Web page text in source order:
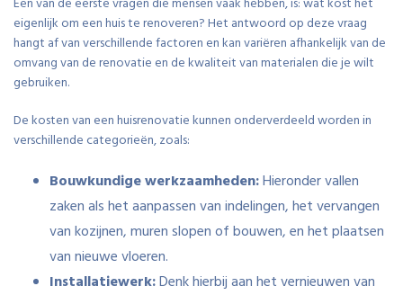
eigenlijk om een huis te renoveren? Het antwoord op deze vraag
hangt af van verschillende factoren en kan variëren afhankelijk van de
omvang van de renovatie en de kwaliteit van materialen die je wilt
gebruiken.
De kosten van een huisrenovatie kunnen onderverdeeld worden in
verschillende categorieën, zoals:
Bouwkundige werkzaamheden:Hieronder vallen
zaken als het aanpassen van indelingen, het vervangen
van kozijnen, muren slopen of bouwen, en het plaatsen
van nieuwe vloeren.
Installatiewerk:Denk hierbij aan het vernieuwen van